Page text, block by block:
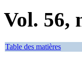
Vol. 56,
Table des matières